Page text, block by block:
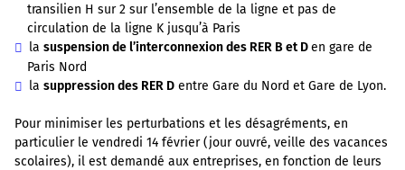
transilien H sur 2 sur l’ensemble de la ligne et pas de
circulation de la ligne K jusqu’à Paris
lasuspension de l’interconnexion des RER B et Den gare de
Paris Nord
lasuppression des RER D entre Gare du Nord et Gare de Lyon.
Pour minimiser les perturbations et les désagréments, en
particulier le vendredi 14 février (jour ouvré, veille des vacances
scolaires), il est demandé aux entreprises, en fonction de leurs